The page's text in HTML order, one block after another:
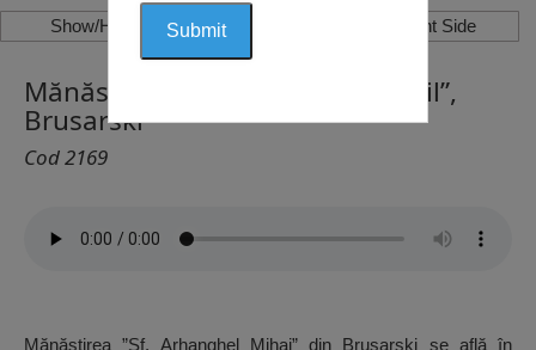
Show/Hide Left Side Show/Hide Right Side
Mănăstirea “Sf. Arhanghel Mihail”,
Brusarski
Cod 2169
Mănăstirea ”Sf. Arhanghel Mihai” din Brusarski se află în